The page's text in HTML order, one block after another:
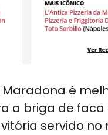
é
a briga de
servido no